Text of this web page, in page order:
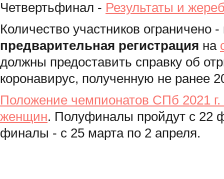
Четвертьфинал - Результаты и
Количество участников ограничено
предварительная регистрация на
должны предоставить справку об
коронавирус, полученную не ранее
Положение чемпионатов СПб 2021
женщин. Полуфиналы пройдут с 22
финалы - с 25 марта по 2 апреля.